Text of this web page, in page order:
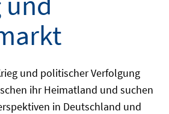
und politischer Verfolgung
ihr Heimatland und suchen
in Deutschland und